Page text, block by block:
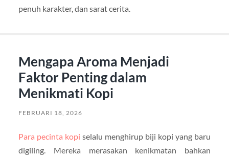
penuh karakter, dan sarat cerita.
Mengapa Aroma Menjadi
Faktor Penting dalam
Menikmati Kopi
FEBRUARI 18, 2026
Para pecinta kopi selalu menghirup biji kopi yang baru
digiling. Mereka merasakan kenikmatan bahkan